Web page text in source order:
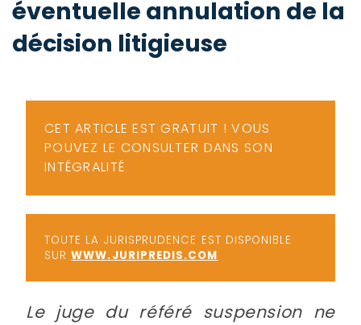
éventuelle annulation de la
décision litigieuse
CET ARTICLE EST GRATUIT ! VOUS
POUVEZ LE CONSULTER DANS SON
INTÉGRALITÉ
TOUTE LA JURISPRUDENCE EST DISPONIBLE
SURWWW.JURIPREDIS.COM
Le juge du référé suspension ne